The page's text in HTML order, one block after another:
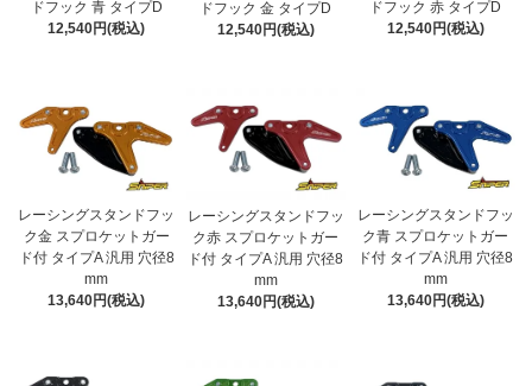
ドフック 青 タイプD
12,540円(税込)
ドフック 金 タイプD
12,540円(税込)
ドフック 赤 タイプD
12,540円(税込)
レーシングスタンドフッ
ク金 スプロケットガー
ド付 タイプA 汎用 穴径8
mm
13,640円(税込)
レーシングスタンドフッ
ク赤 スプロケットガー
ド付 タイプA 汎用 穴径8
mm
13,640円(税込)
レーシングスタンドフッ
ク青 スプロケットガー
ド付 タイプA 汎用 穴径8
mm
13,640円(税込)